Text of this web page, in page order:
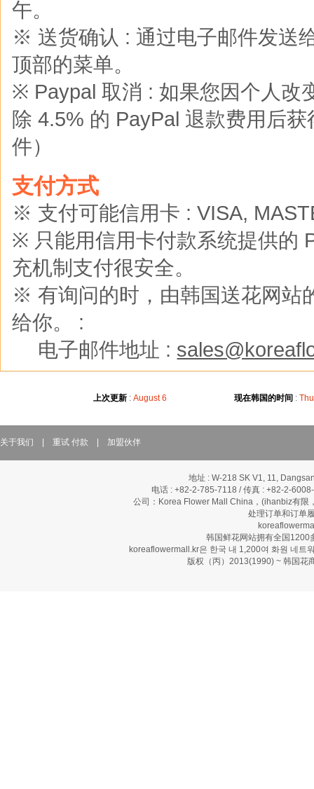
午。
※ 送货确认 : 通过电子邮件发送
顶部的菜单。
※ Paypal 取消 : 如果您因个人改
除 4.5% 的 PayPal 退款费用后
件）
支付方式
※ 支付可能信用卡 : VISA,
※ 只能用信用卡付款系统提供的
充机制支付很安全。
※ 有询问的时，由韩国送花网站
给你。 :
电子邮件地址 :
上次更新 : August 6 现在韩国的时间 :
关于我们 重试 付款 加盟伙伴
地址 : W-218 SK V1, 11,
电话 : +82-2-785-7118 / 传真 : +82-2-
公司：Korea Flower Mall China，(ihanbiz有限
处理订单和订单
韩国鲜花网站拥有全国1200
koreaflowermall.kr은 한국 내 1,200여 화원 네트
版权（丙）2013(1990) ~ 韩国花